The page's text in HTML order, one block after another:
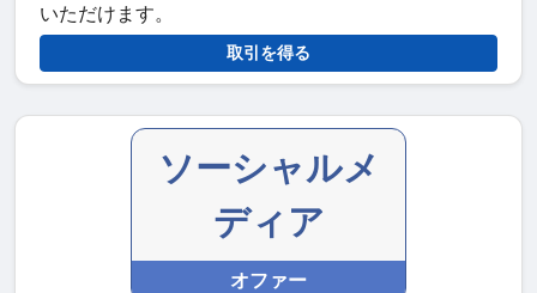
いただけます。
取引を得る
ソーシャルメ
ディア
オファー